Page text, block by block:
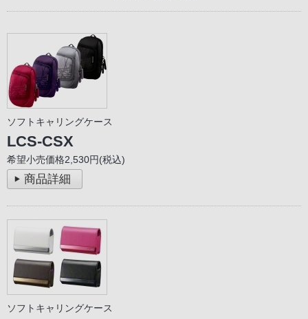
ソフトキャリングケース
LCS-CSX
希望小売価格2,530円(税込)
商品詳細
ソフトキャリングケース